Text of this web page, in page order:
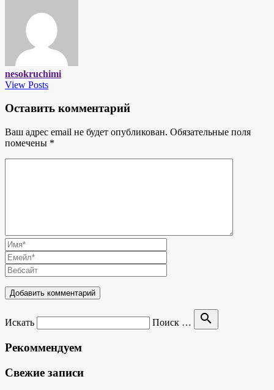
nesokruchimi
View Posts
Оставить комментарий
Ваш адрес email не будет опубликован. Обязательные поля
помечены *
Искать Поиск … search
Рекоммендуем
Свежие записи